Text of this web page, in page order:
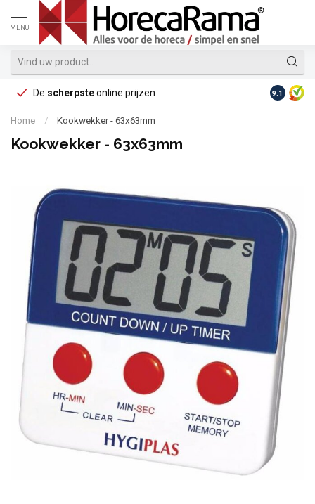
MENU
De scherpsteonline prijzen Op
9.1
Home / Kookwekker - 63x63mm
Kookwekker - 63x63mm